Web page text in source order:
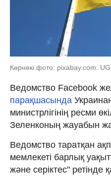
Көрнекі фото: pixabay.com:
Ведомство Facebook
парақшасында
министрлігінің ресми
Зеленконың жауабын
Ведомство таратқан
мемлекеті барлық
және серіктес" ретінде